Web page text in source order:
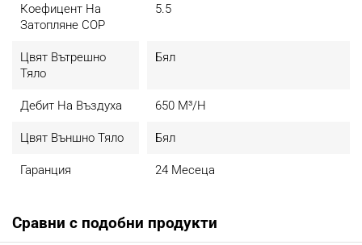
Коефицент На
Затопляне COP
5.5
Цвят Вътрешно
Тяло
Бял
Дебит На Въздуха 650 М³/н
Цвят Външно Тяло Бял
Гаранция 24 Месеца
Сравни с подобни продукти